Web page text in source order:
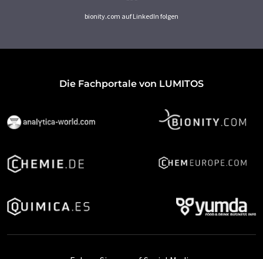
bionity.com auf LinkedIn folgen
Die Fachportale von LUMITOS